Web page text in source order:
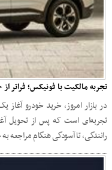
تجربه مالکیت با فونیکس؛ فراتر
در بازار امروز، خرید خودرو
تجربه‌ای است که پس از تحویل
رانندگی، تا آسودگی هنگام